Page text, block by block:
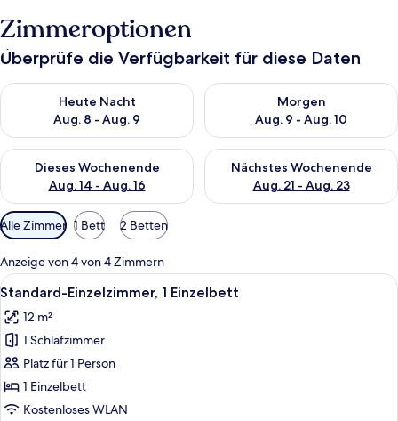
Zimmeroptionen
Überprüfe die Verfügbarkeit für diese Daten
Heute Nacht
Aug. 8 - Aug. 9
Überprüfe die Verfügbarkeit für heute Nacht, Aug. 8 - Aug. 9.
Morgen
Aug. 9 - Aug. 10
Überprüfe die Verfügbarkeit
Dieses Wochenende
Aug. 14 - Aug. 16
Überprüfe die Verfügbarkeit für dieses Wochenende, Aug. 14
Nächstes Wochenende
Aug. 21 - Aug. 23
Überprüfe die Verfügbarkeit
Verfügbare
Filter
für
Zimmer
Alle Zimmer 1 Bett 2 Betten
Anzeige von 4 von 4 Zimmern
Alle
Fotos
für
Standard-
Einzelzimmer,
1 Einzelbett
anzeigen
Ein Hotelzimmer mit Bett,
7
Standard-Einzelzimmer, 1 Einzelbett
12 m²
1 Schlafzimmer
Platz für 1 Person
1 Einzelbett
Kostenloses WLAN